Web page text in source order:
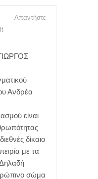
Απαντήστε
Ανδρέα
είναι
δίκαιο
με τα
σώμα